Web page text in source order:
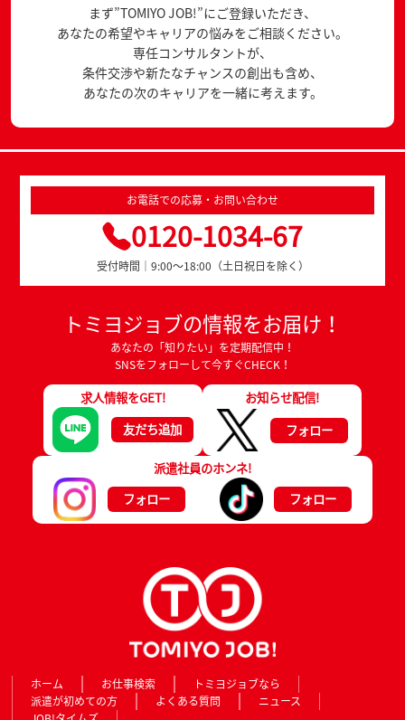
まず”TOMIYO JOB!”にご登録いただき、
あなたの希望やキャリアの悩みをご相談ください。
専任コンサルタントが、
条件交渉や新たなチャンスの創出も含め、
あなたの次のキャリアを一緒に考えます。
お電話での応募・お問い合わせ
0120-1034-67
受付時間｜9:00～18:00（土日祝日を除く）
トミヨジョブの情報をお届け！
あなたの「知りたい」を定期配信中！
SNSをフォローして今すぐCHECK！
求人情報をGET!
友だち追加
お知らせ配信!
フォロー
派遣社員のホンネ!
フォロー
フォロー
ホーム お仕事検索
トミヨジョブなら
派遣が初めての方
よくある質問
ニュース